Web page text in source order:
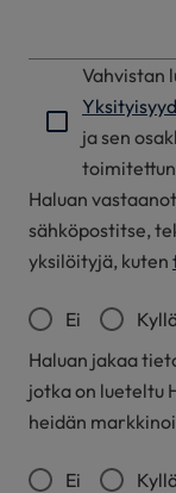
Vahvistan
ja sen
Haluan
sähköpostitse,
yksilöityjä, kuten
Ei
Haluan jakaa
jotka on lueteltu
heidän
Ei